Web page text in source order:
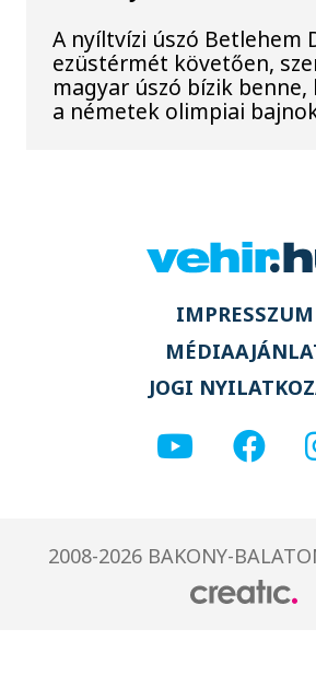
A nyíltvízi úszó Betlehem
ezüstérmét követően,
magyar úszó bízik
a németek olimpiai
IMPRESSZUM
JOGI
2008-2026 BAKONY-